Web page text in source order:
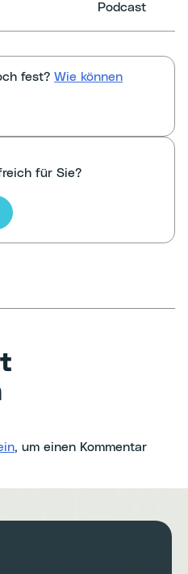
Podcast
fest? Wie können
für Sie?
, um einen Kommentar